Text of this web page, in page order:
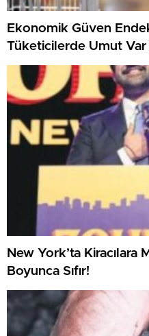
Ekonomik Güven
Tüketicilerde Umut Var
New York’ta Kiracılara
Boyunca Sıfır!